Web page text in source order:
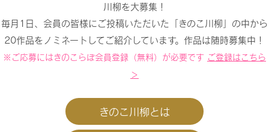
川柳を大募集！
毎月1日、会員の皆様にご投稿いただいた「きのこ川柳」の中から
20作品をノミネートしてご紹介しています。作品は随時募集中！
※ご応募にはきのこらぼ会員登録（無料）が必要です ご登録はこちら
＞
きのこ川柳とは